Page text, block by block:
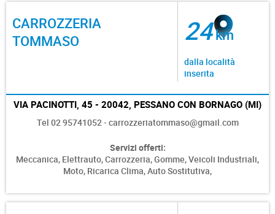
CARROZZERIA
TOMMASO
24km
dalla località
inserita
VIA PACINOTTI, 45 - 20042, PESSANO CON BORNAGO (MI)
Tel 02 95741052 - carrozzeriatommaso@gmail.com
Servizi offerti:
Meccanica, Elettrauto,Carrozzeria,Gomme,Veicoli Industriali,
Moto, Ricarica Clima,Auto Sostitutiva,